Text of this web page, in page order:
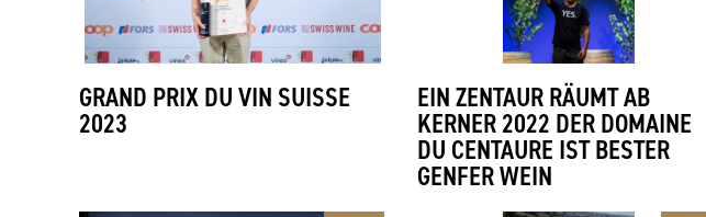
GRAND PRIX DU VIN SUISSE
2023
EIN ZENTAUR RÄUMT AB
KERNER 2022 DER DOMAINE
DU CENTAURE IST BESTER
GENFER WEIN